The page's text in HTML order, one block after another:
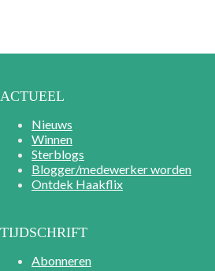
ACTUEEL
Nieuws
Winnen
Sterblogs
Blogger/medewerker worden
Ontdek Haakflix
TIJDSCHRIFT
Abonneren